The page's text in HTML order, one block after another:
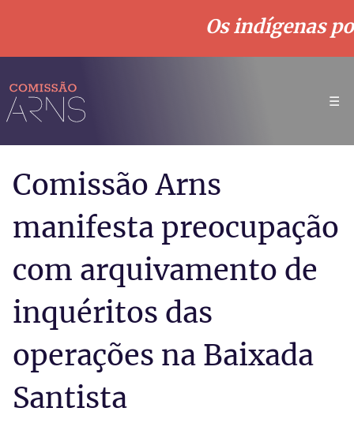
Os indígenas
☰
Comissão Arns
manifesta preocupação
com arquivamento de
inquéritos das
operações na Baixada
Santista